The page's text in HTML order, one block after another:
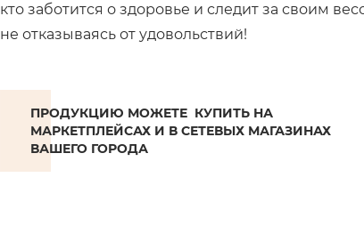
кто заботится о здоровье и следит за своим
не отказываясь от удовольствий!
ПРОДУКЦИЮ МОЖЕТЕ КУПИТЬ НА
МАРКЕТПЛЕЙСАХ И В СЕТЕВЫХ МАГАЗИНАХ
ВАШЕГО ГОРОДА